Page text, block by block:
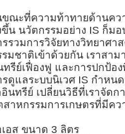
ขณะที่ความท้าทายด้านคว
ขึ้น นวัตกรรมอย่าง IS ก็ม
รรวมการวิจัยทางวิทยาศา
รมชาติเข้าด้วยกัน เราสา
ทรีย์เฟื่องฟู และการปกป้อ
รดูแลระบบนิเวศ IS กำหน
อินทรีย์ เปลี่ยนวิธีที่เราจัด
สาหกรรมการเกษตรที่มีค
เอส ขนาด 3 ลิตร